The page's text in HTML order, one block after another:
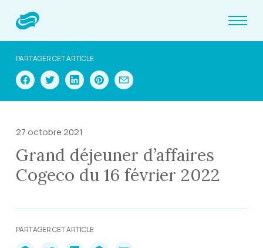
PARTAGER CET ARTICLE
27 octobre 2021
Grand déjeuner d’affaires
Cogeco du 16 février 2022
PARTAGER CET ARTICLE